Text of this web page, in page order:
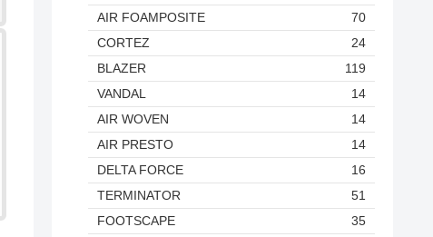
AIR FOAMPOSITE
70
CORTEZ
24
BLAZER
119
VANDAL
14
AIR WOVEN
14
AIR PRESTO
14
DELTA FORCE
16
TERMINATOR
51
FOOTSCAPE
35